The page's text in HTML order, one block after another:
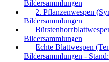
Bildersammlungen
2. Pflanzenwespen
Bildersammlungen
Bildersammlungen
Echte Blattwespen
Bildersammlungen -